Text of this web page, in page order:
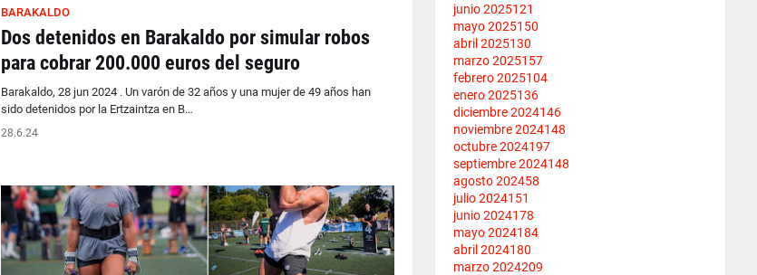
BARAKALDO
Dos detenidos en Barakaldo por simular robos
para cobrar 200.000 euros del seguro
Barakaldo, 28 jun 2024 . Un varón de 32 años y una mujer de 49 años han
sido detenidos por la Ertzaintza en B…
28.6.24
junio 2025121
mayo 2025150
abril 2025130
marzo 2025157
febrero 2025104
enero 2025136
diciembre 2024146
noviembre 2024148
octubre 2024197
septiembre 2024148
agosto 202458
julio 2024151
junio 2024178
mayo 2024184
abril 2024180
marzo 2024209